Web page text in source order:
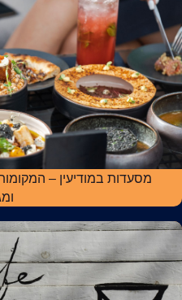
מסעדות במודיעין –